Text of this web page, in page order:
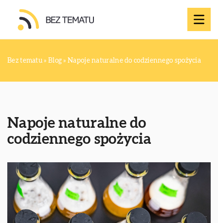
Bez tematu » Blog »Napoje naturalne do codziennego spożycia
Napoje naturalne do
codziennego spożycia